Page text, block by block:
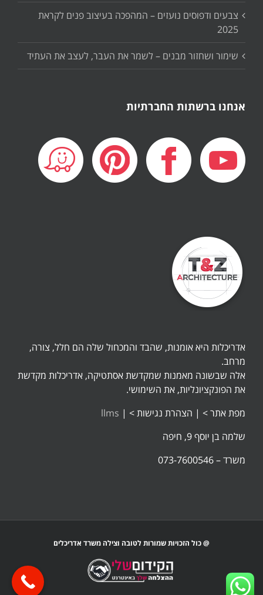
צבעים ודפוסים נועזים – המהפכה בעיצוב פנים לקראת
2025
שימור ושחזור מבנים – לשמר את העבר, לעצב את העתיד
אנחנו ברשתות החברתיות
אדריכלות היא אומנות, שהבד והמכחול שלה הם חלל, צורה,
מרחב.
אלה שבשונה מאמנות שמקדשת אסתטיקה, אדריכלות מקדשת
את הפונקציונליות, את השימושי.
מפת אתר > | הצהרת נגישות > |
llms
שלמה בן יוסף 9, חיפה
משרד – 073-7600546
@ כול הזכויות שמורות לטובה וצילה משרד אדריכלים